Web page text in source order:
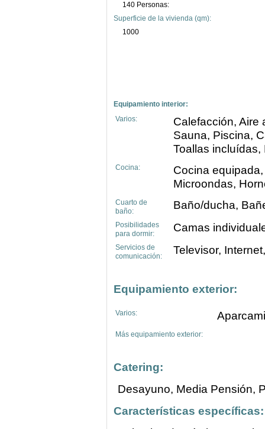
140 Personas:
Superficie de la vivienda (qm):
1000
Equipamiento interior:
Varios:
Calefacción, Aire
Sauna, Piscina,
Toallas
Cocina:
Cocina
Microondas,
Cuarto de
baño:
Baño/ducha,
Posibilidades
para dormir:
Camas
Servicios de
comunicación:
Televisor,
Equipamiento exterior:
Varios:
Más equipamiento exterior:
Catering:
Desayuno, Media Pensión,
Características específicas: